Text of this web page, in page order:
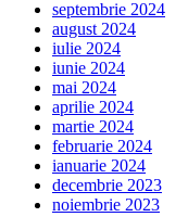
septembrie 2024
august 2024
iulie 2024
iunie 2024
mai 2024
aprilie 2024
martie 2024
februarie 2024
ianuarie 2024
decembrie 2023
noiembrie 2023